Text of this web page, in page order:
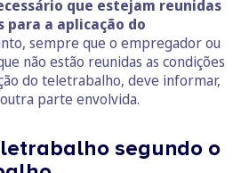
que estejam reunidas
para a aplicação do
sempre que o empregador ou
não estão reunidas as condições
do teletrabalho, deve informar,
parte envolvida.
segundo o